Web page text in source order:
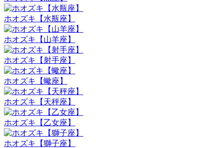
ホオズキ【水瓶座】
ホオズキ【山羊座】
ホオズキ【射手座】
ホオズキ【蠍座】
ホオズキ【天秤座】
ホオズキ【乙女座】
ホオズキ【獅子座】